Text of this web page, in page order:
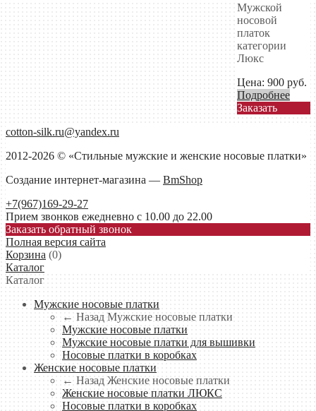
Мужской
носовой
платок
категории
Люкс
Цена: 900 руб.
Подробнее
Заказать
cotton-silk.ru@yandex.ru
2012-2026 © «Стильные мужские и женские носовые платки»
Создание интернет-магазина — BmShop
+7(967)169-29-27
Прием звонков ежедневно с 10.00 до 22.00
Заказать обратный звонок
Полная версия сайта
Корзина (0)
Каталог
Каталог
Мужские носовые платки
← Назад Мужские носовые платки
Мужские носовые платки
Мужские носовые платки для вышивки
Носовые платки в коробках
Женские носовые платки
← Назад Женские носовые платки
Женские носовые платки ЛЮКС
Носовые платки в коробках